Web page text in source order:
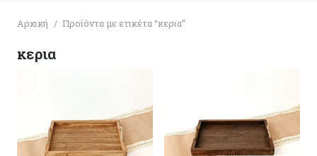
Αρχική / Προϊόντα με ετικέτα “κερια”
κερια